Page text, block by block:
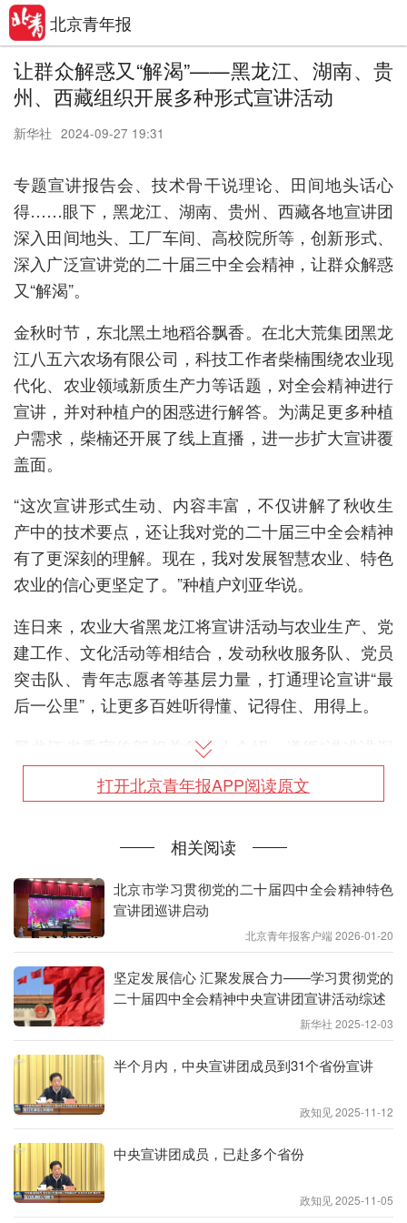
北京青年报
让群众解惑又“解渴”——黑龙江、湖南、贵
州、西藏组织开展多种形式宣讲活动
新华社 2024-09-27 19:31
专题宣讲报告会、技术骨干说理论、田间地头话心
得……眼下，黑龙江、湖南、贵州、西藏各地宣讲团
深入田间地头、工厂车间、高校院所等，创新形式、
深入广泛宣讲党的二十届三中全会精神，让群众解惑
又“解渴”。
金秋时节，东北黑土地稻谷飘香。在北大荒集团黑龙
江八五六农场有限公司，科技工作者柴楠围绕农业现
代化、农业领域新质生产力等话题，对全会精神进行
宣讲，并对种植户的困惑进行解答。为满足更多种植
户需求，柴楠还开展了线上直播，进一步扩大宣讲覆
盖面。
“这次宣讲形式生动、内容丰富，不仅讲解了秋收生
产中的技术要点，还让我对党的二十届三中全会精神
有了更深刻的理解。现在，我对发展智慧农业、特色
农业的信心更坚定了。”种植户刘亚华说。
连日来，农业大省黑龙江将宣讲活动与农业生产、党
建工作、文化活动等相结合，发动秋收服务队、党员
突击队、青年志愿者等基层力量，打通理论宣讲“最
后一公里”，让更多百姓听得懂、记得住、用得上。
黑龙江省委宣传部相关负责人介绍，遵循“讲准讲深
讲透”原则，宣讲团与地方经济社会发展、群众生产
生活实际深度融合，让群众解惑又“解渴”。截至目
580余场，各地各单位组建特色宣讲团和宣讲小分队7
800余个。
立足推动党的创新理论“飞入寻常百姓家”，一些地区
探索“理论+故事”“理论+文艺”“座谈式”“问答式”等宣讲
形式，受到群众欢迎。
9月2日，湖南省芷江侗族自治县公坪镇通溪村的百年
古树下，宣讲员欧阳聘把大道理融入小故事，把“书
面语”变成“家常话”，以村民日常生活中的新变化来讲
解新政策。“这场宣讲好，听完就明白了，党中央就
是要让老百姓过上好日子。”宣讲现场，不少群众频
频点头。
在古树下、院落里、田地间开展理论宣讲，是芷江侗
族自治县探索的创新举措，哪里人多，哪里就会有宣
打开北京青年报APP阅读原文
相关阅读
北京市学习贯彻党的二十届四中全会精神特色
宣讲团巡讲启动
北京青年报客户端 2026-01-20
坚定发展信心 汇聚发展合力——学习贯彻党的
二十届四中全会精神中央宣讲团宣讲活动综述
新华社 2025-12-03
半个月内，中央宣讲团成员到31个省份宣讲
政知见 2025-11-12
中央宣讲团成员，已赴多个省份
政知见 2025-11-05